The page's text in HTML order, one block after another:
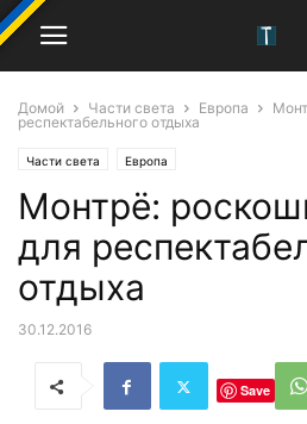
Домой Части света Европа
респектабельного отдыха
Части света Европа
Монтрё:
для
отдыха
30.12.2016
Save